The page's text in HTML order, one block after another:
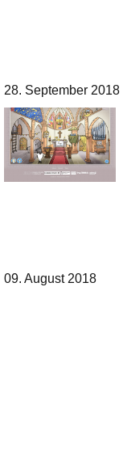
28. September 2018
09. August 2018